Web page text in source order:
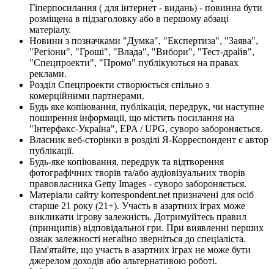
Гіперпосилання ( для інтернет - видань) - повинна бути
розміщена в підзаголовку або в першому абзаці
матеріалу.
Новини з позначками "Думка", "Експертиза", "Заява",
"Регіони", "Гроші", "Влада", "Вибори", "Тест-драйв",
"Спецпроекти", "Промо" публікуються на правах
реклами.
Розділ Спецпроекти створюється спільно з
комерційними партнерами.
Будь яке копіювання, публікація, передрук, чи наступне
поширення інформації, що містить посилання на
"Інтерфакс-Україна", EPA / UPG, суворо забороняється.
Власник веб-сторінки в розділі Я-Корреспондент є автор
публікації.
Будь-яке копіювання, передрук та відтворення
фотографічних творів та/або аудіовізуальних творів
правовласника Getty Images - суворо забороняється.
Матеріали сайту korrespondent.net призначені для осіб
старше 21 року (21+). Участь в азартних іграх може
викликати ігрову залежність. Дотримуйтесь правил
(принципів) відповідальної гри. При виявленні перших
ознак залежності негайно зверніться до спеціаліста.
Пам'ятайте, що участь в азартних іграх не може бути
джерелом доходів або альтернативою роботі.